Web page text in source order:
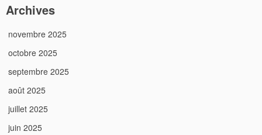
Archives
novembre 2025
octobre 2025
septembre 2025
août 2025
juillet 2025
juin 2025